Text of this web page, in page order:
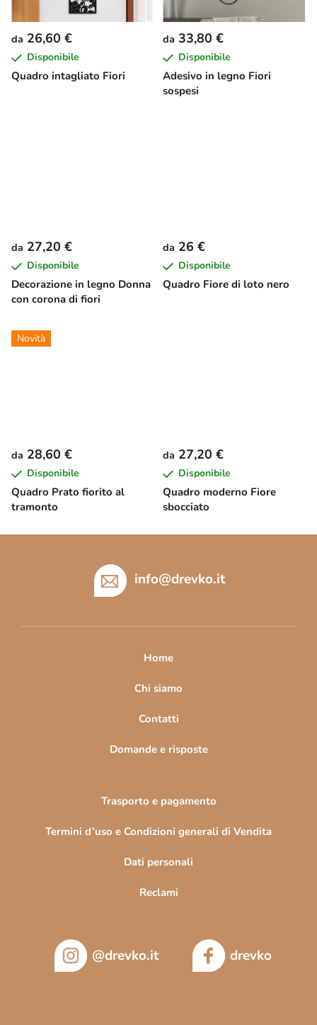
Quadro intagliato Fiori
da 26,60 €
Disponibile
Adesivo in legno Fiori
sospesi
da 33,80 €
Disponibile
Decorazione in legno Donna
con corona di fiori
da 27,20 €
Disponibile
Quadro Fiore di loto nero
da 26 €
Disponibile
Novità
Quadro Prato fiorito al
tramonto
da 28,60 €
Disponibile
Quadro moderno Fiore
sbocciato
da 27,20 €
Disponibile
info@drevko.it
Home
Chi siamo
Contatti
Domande e risposte
Trasporto e pagamento
Termini d’uso e Condizioni generali di Vendita
Dati personali
Reclami
@drevko.it drevko